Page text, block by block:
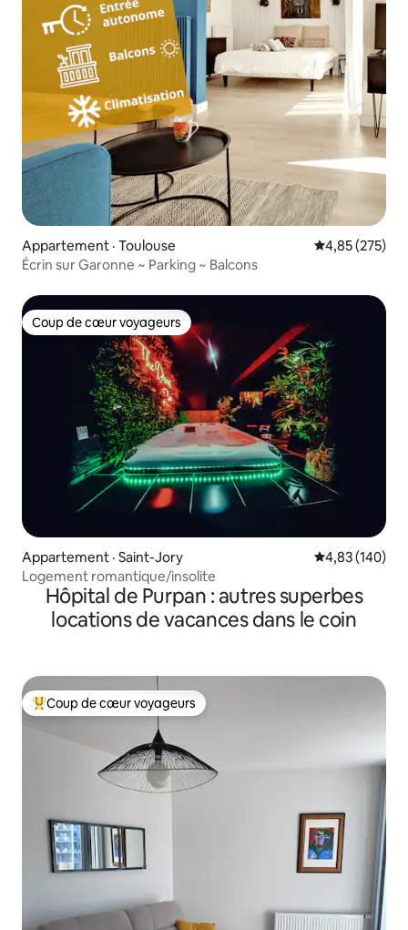
Appartement · Toulouse Note
4,85 (275)
Écrin sur Garonne ~ Parking ~ Balcons
Coup de cœur voyageurs
Coup de cœur voyageurs
Appartement · Saint-Jory Note
4,83 (140)
Logement romantique/insolite
Hôpital de Purpan : autres superbes
locations de vacances dans le coin
Coup de cœur voyageurs parmi les plus aimés
Coup de cœur voyageurs